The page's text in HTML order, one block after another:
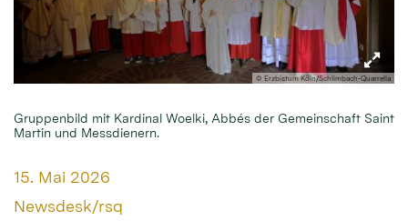
© Erzbistum Köln/Schlimbach-Quarrella
Gruppenbild mit Kardinal Woelki, Abbés der Gemeinschaft Saint
Martin und Messdienern.
Datum:
15. Mai 2026
Von:
Newsdesk/rsq